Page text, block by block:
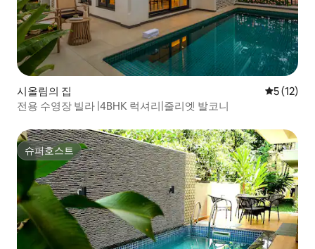
시올림의 집 평점 5점
5 (12)
전용 수영장 빌라 |4BHK 럭셔리|줄리엣 발코니
슈퍼호스트
슈퍼호스트